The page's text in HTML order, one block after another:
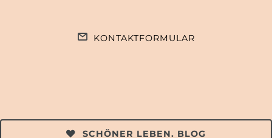
KONTAKTFORMULAR
SCHÖNER LEBEN. BLOG